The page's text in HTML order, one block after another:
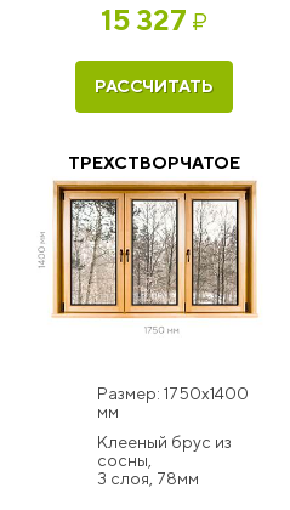
15 327 ₽
РАССЧИТАТЬ
ТРЕХСТВОРЧАТОЕ
Размер: 1750x1400
мм
Клееный брус из
сосны,
3 слоя, 78мм